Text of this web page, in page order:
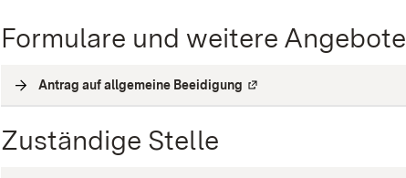
Formulare und weitere Angebote
Antrag auf allgemeine Beeidigung Externe Verlinkung
Zuständige Stelle